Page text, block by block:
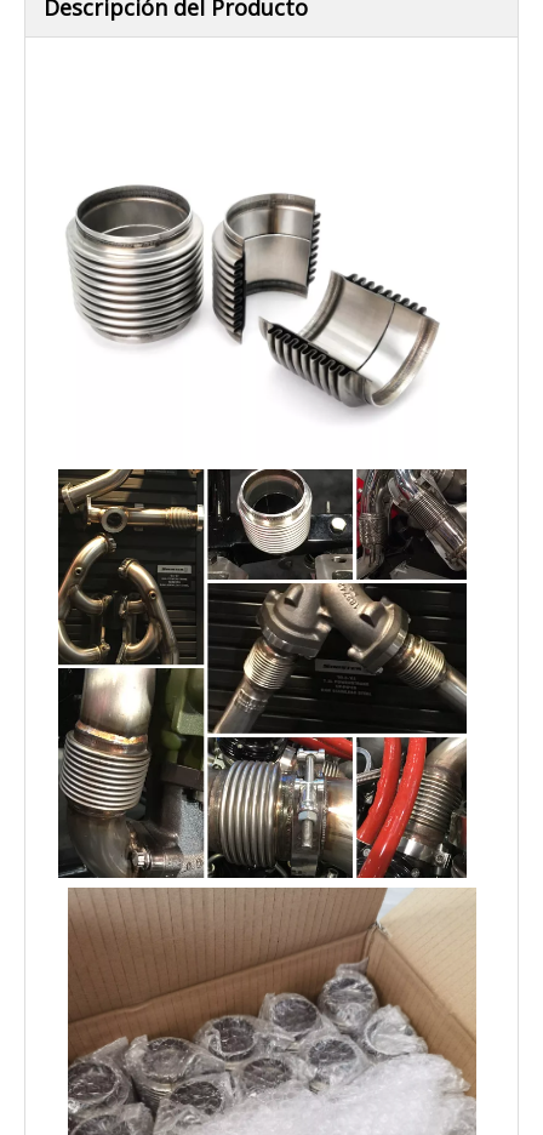
Descripción del Producto